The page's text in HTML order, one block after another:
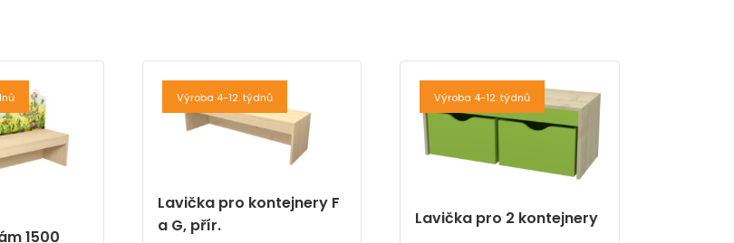
1500
Výroba 4-12. týdnů
Lavička pro kontejnery F
a G, přír.
Výroba 4-12. týdnů
Lavička pro 2 kontejnery